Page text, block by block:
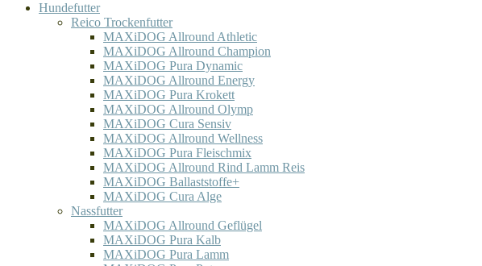
Hundefutter
Reico Trockenfutter
MAXiDOG Allround Athletic
MAXiDOG Allround Champion
MAXiDOG Pura Dynamic
MAXiDOG Allround Energy
MAXiDOG Pura Krokett
MAXiDOG Allround Olymp
MAXiDOG Cura Sensiv
MAXiDOG Allround Wellness
MAXiDOG Pura Fleischmix
MAXiDOG Allround Rind Lamm Reis
MAXiDOG Ballaststoffe+
MAXiDOG Cura Alge
Nassfutter
MAXiDOG Allround Geflügel
MAXiDOG Pura Kalb
MAXiDOG Pura Lamm